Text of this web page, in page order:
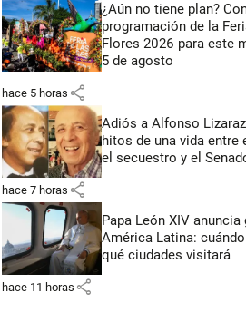
¿Aún no tiene plan?
programación de la
Flores 2026 para este
5 de agosto
hace 5 horas share
Adiós a Alfonso
hitos de una vida entre
el secuestro y el
hace 7 horas share
Papa León XIV anuncia
América Latina:
qué ciudades visitará
hace 11 horas share